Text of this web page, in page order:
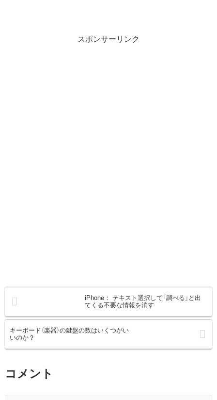
スポンサーリンク
iPhone： テキスト選択して「調べる」と出
てくる不要な情報を消す
キーボード（楽器）の鍵盤の数はいくつがい
いのか？
コメント